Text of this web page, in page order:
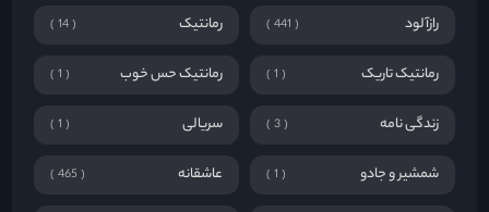
رازآلود 441 رمانتیک 14
رمانتیک تاریک 1 رمانتیک حس خوب 1
زندگی نامه 3 سریالی 1
شمشیر و جادو 1 عاشقانه 465